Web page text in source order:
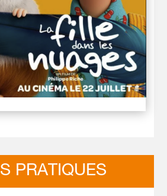
DANS LES NUAGES
PRATIQUES